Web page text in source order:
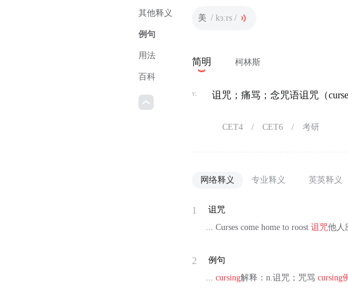
其他释义
例句
用法
百科
美 / kɜːrs /
简明 柯林斯
v. 诅咒；痛骂；念咒语诅咒（
CET4 / CET6 / 考研
网络释义 专业释义 英英释义
1
诅咒
... Curses come home to roost诅咒他人
2
例句
...cursing解释：n.诅咒；咒骂cursing